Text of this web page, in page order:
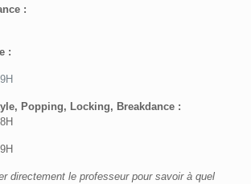
:
:
Popping, Locking, Breakdance :
directement le professeur pour savoir à quel